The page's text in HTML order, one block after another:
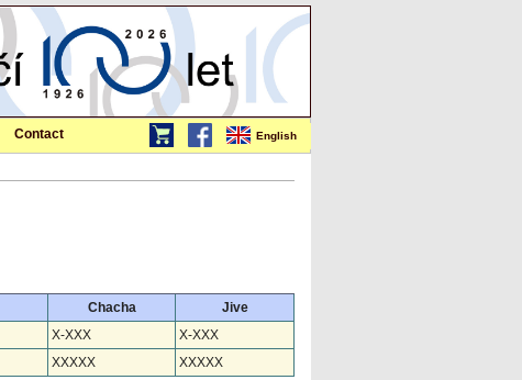
English
Contact
Chacha
Jive
X-XXX
X-XXX
XXXXX
XXXXX